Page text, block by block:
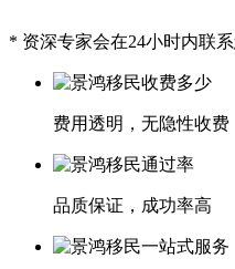
* 资深专家会在24小时内联
费用透明，无隐性收费
品质保证，成功率高